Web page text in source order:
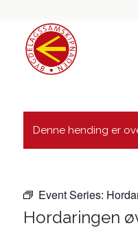
Denne hending er
Event Series:
Hordaringen